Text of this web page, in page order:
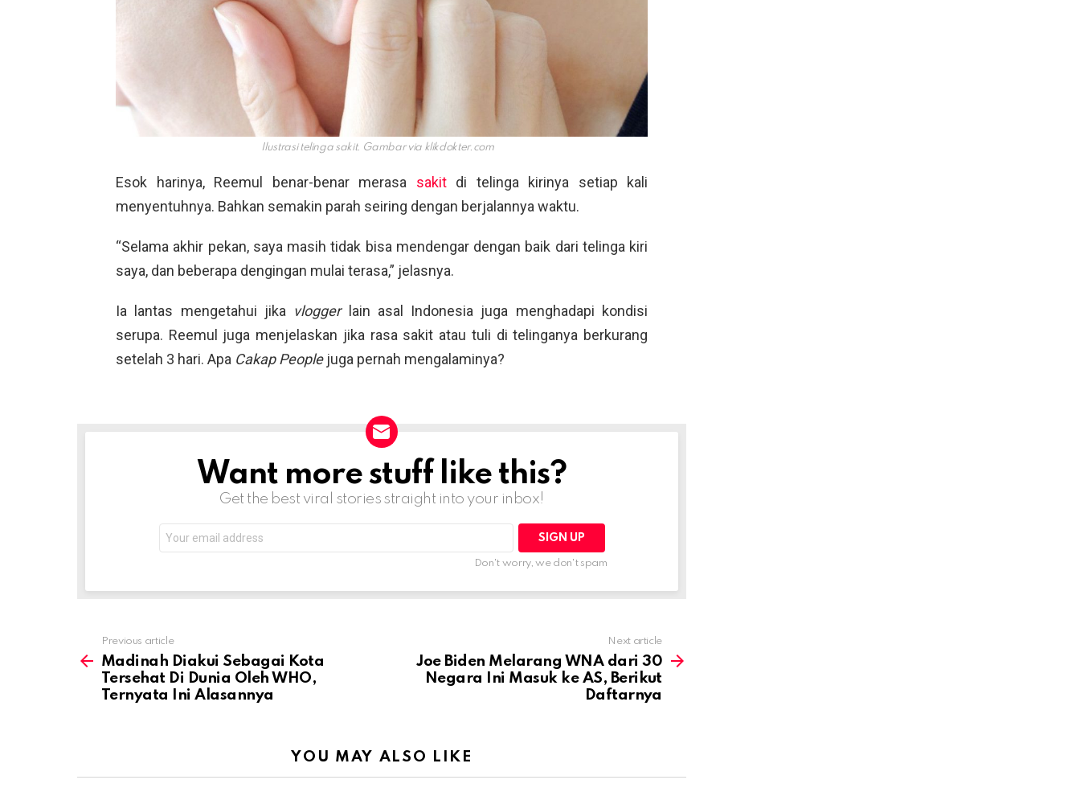
Ilustrasi telinga sakit. Gambar via klikdokter.com
Esok harinya, Reemul benar-benar merasa sakitdi telinga kirinya setiap kali
menyentuhnya. Bahkan semakin parah seiring dengan berjalannya waktu.
“Selama akhir pekan, saya masih tidak bisa mendengar dengan baik dari telinga kiri
saya, dan beberapa dengingan mulai terasa,” jelasnya.
Ia lantas mengetahui jika vlogger lain asal Indonesia juga menghadapi kondisi
serupa. Reemul juga menjelaskan jika rasa sakit atau tuli di telinganya berkurang
setelah 3 hari. Apa Cakap People juga pernah mengalaminya?
NEWSLETTERWant more stuff like this?
Get the best viral stories straight into your inbox!
address:
Don't worry, we don't spam
more
Previous article
Madinah Diakui Sebagai Kota
Tersehat Di Dunia Oleh WHO,
Ternyata Ini Alasannya
Next article
Joe Biden Melarang WNA dari 30
Negara Ini Masuk ke AS, Berikut
Daftarnya
YOU MAY ALSO LIKE